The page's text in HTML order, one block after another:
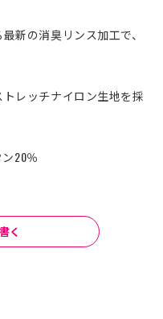
新の消臭リンス加工で、
レッチナイロン生地を採
20％
く